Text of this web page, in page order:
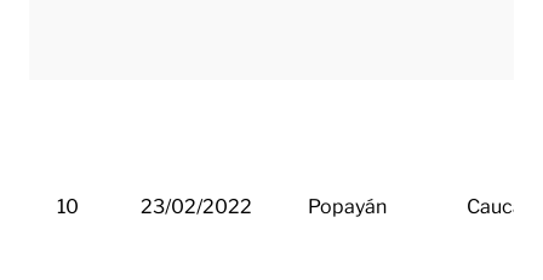
10 23/02/2022 Popayán Cauca